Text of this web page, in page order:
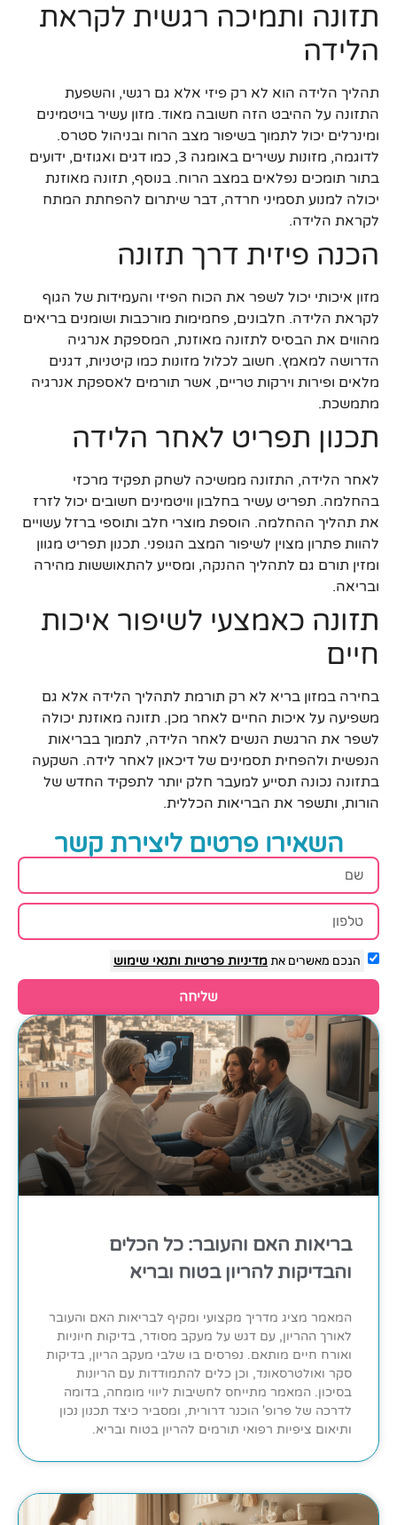
תזונה ותמיכה רגשית לקראת
הלידה
תהליך הלידה הוא לא רק פיזי אלא גם רגשי, והשפעת
התזונה על ההיבט הזה חשובה מאוד. מזון עשיר בויטמינים
ומינרלים יכול לתמוך בשיפור מצב הרוח ובניהול סטרס.
לדוגמה, מזונות עשירים באומגה 3, כמו דגים ואגוזים, ידועים
בתור תומכים נפלאים במצב הרוח. בנוסף, תזונה מאוזנת
יכולה למנוע תסמיני חרדה, דבר שיתרום להפחתת המתח
לקראת הלידה.
הכנה פיזית דרך תזונה
מזון איכותי יכול לשפר את הכוח הפיזי והעמידות של הגוף
לקראת הלידה. חלבונים, פחמימות מורכבות ושומנים בריאים
מהווים את הבסיס לתזונה מאוזנת, המספקת אנרגיה
הדרושה למאמץ. חשוב לכלול מזונות כמו קיטניות, דגנים
מלאים ופירות וירקות טריים, אשר תורמים לאספקת אנרגיה
מתמשכת.
תכנון תפריט לאחר הלידה
לאחר הלידה, התזונה ממשיכה לשחק תפקיד מרכזי
בהחלמה. תפריט עשיר בחלבון וויטמינים חשובים יכול לזרז
את תהליך ההחלמה. הוספת מוצרי חלב ותוספי ברזל עשויים
להוות פתרון מצוין לשיפור המצב הגופני. תכנון תפריט מגוון
ומזין תורם גם לתהליך ההנקה, ומסייע להתאוששות מהירה
ובריאה.
תזונה כאמצעי לשיפור איכות
חיים
בחירה במזון בריא לא רק תורמת לתהליך הלידה אלא גם
משפיעה על איכות החיים לאחר מכן. תזונה מאוזנת יכולה
לשפר את הרגשת הנשים לאחר הלידה, לתמוך בבריאות
הנפשית ולהפחית תסמינים של דיכאון לאחר לידה. השקעה
בתזונה נכונה תסייע למעבר חלק יותר לתפקיד החדש של
הורות, ותשפר את הבריאות הכללית.
השאירו פרטים ליצירת קשר
הנכם מאשרים אתמדיניות פרטיות ותנאי שימוש
שליחה
בריאות האם והעובר: כל הכלים
והבדיקות להריון בטוח ובריא
המאמר מציג מדריך מקצועי ומקיף לבריאות האם והעובר
לאורך ההריון, עם דגש על מעקב מסודר, בדיקות חיוניות
ואורח חיים מותאם. נפרסים בו שלבי מעקב הריון, בדיקות
סקר ואולטרסאונד, וכן כלים להתמודדות עם הריונות
בסיכון. המאמר מתייחס לחשיבות ליווי מומחה, בדומה
לדרכה של פרופ' הוכנר דרורית, ומסביר כיצד תכנון נכון
ותיאום ציפיות רפואי תורמים להריון בטוח ובריא.